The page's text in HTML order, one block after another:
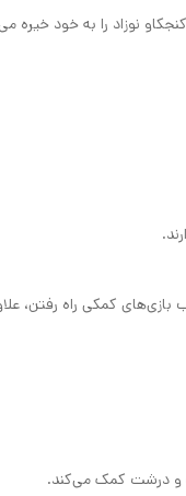
نوزاد را به خود خیره
کمکی راه رفتن،
و درشت کمک می‌کند.